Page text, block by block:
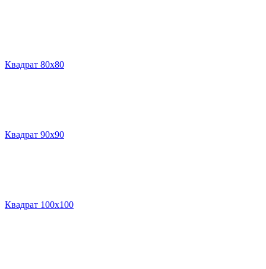
Квадрат 80х80
Квадрат 90х90
Квадрат 100х100